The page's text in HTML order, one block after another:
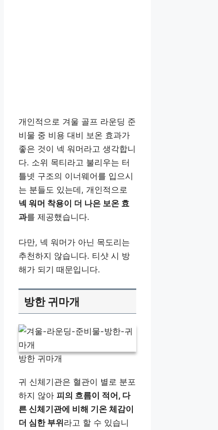
개인적으로 겨울 골프 라운딩 준
비물 중 비용 대비 보온 효과가
좋은 것이 넥 워머라고 생각합니
다. 소위 목티라고 불리우는 터
틀넷 구조의 이너웨어를 입으시
는 분들도 있는데, 개인적으로
넥 워머 착용이 더 나은 보온 효
과를 제공했습니다.
다만, 넥 워머가 아닌 목도리는
추천하지 않습니다. 티샷 시 방
해가 되기 때문입니다.
방한 귀마개
방한 귀마개
귀 신체기관은 혈관이 별로 분포
하지 않아 피의 흐름이 적어, 다
른 신체기관에 비해 기온 체감이
더 심한 부위라고 할 수 있습니